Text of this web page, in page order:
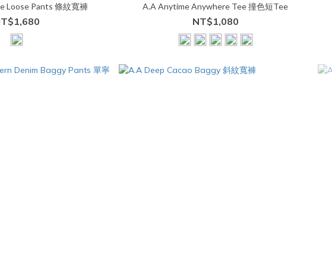
Loose Pants 條紋寬褲 A.A Anytime Anywhere Tee 撞色短Tee
NT$1,080